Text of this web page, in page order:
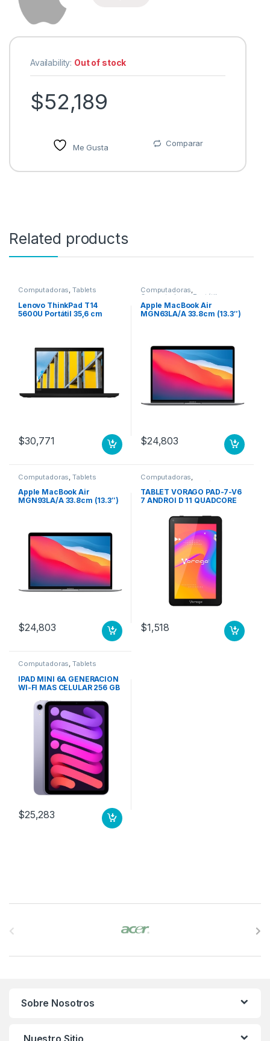
Availability: Out of stock
$52,189
Me Gusta Comparar
Related products
Computadoras,Tablets
Lenovo ThinkPad T14
5600U Portátil 35,6 cm
Windows 10 Pro Negro
600U 8GB 256GB SSD M.2
W10P 3YW PRE
$30,771
Computadoras,
Computadoras Portátiles
Apple MacBook Air
MGN63LA/A 33.8cm (13.3″)
256GB SSD – Gris – macOS
Big Sur – Pantalla Retina,
Tecnología True Tone,
Tecnología conmutación
en el mismo plano (In-
plane Switching, IPS) –
15Hor 8N GPU 7N 256 GB
SSD GRIS ESPACIAL
$24,803
Computadoras ,Tablets
Apple MacBook Air
MGN93LA/A 33.8cm (13.3″)
256GB SSD – Plata – macOS
Big Sur – Pantalla Retina,
Tecnología True Tone,
Tecnología conmutación
en el mismo plano (In-
plane Switching, IPS) – 15Ho
8N GPU 7N 256 GB SSD
PLATA
$24,803
Computadoras
Computadoras Portátiles
TABLET VORAGO PAD-7-V6
7 ANDROI D 11 QUADCORE
$1,518
Computadoras,Tablets
IPAD MINI 6A GENERACION
WI-FI MAS CELULAR 256 GB
$25,283
Sobre Nosotros